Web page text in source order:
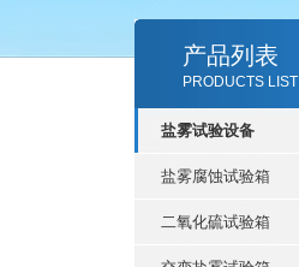
产品列表
PRODUCTS LIST
盐雾试验设备
盐雾腐蚀试验箱
二氧化硫试验箱